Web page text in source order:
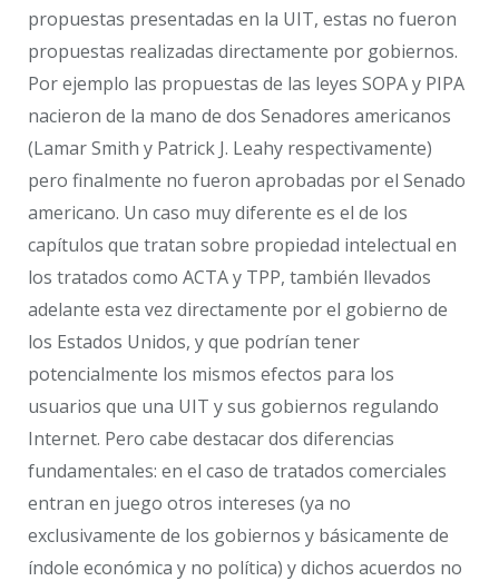
propuestas presentadas en la UIT, estas no fueron
propuestas realizadas directamente por gobiernos.
Por ejemplo las propuestas de las leyes SOPA y PIPA
nacieron de la mano de dos Senadores americanos
(Lamar Smith y Patrick J. Leahy respectivamente)
pero finalmente no fueron aprobadas por el Senado
americano. Un caso muy diferente es el de los
capítulos que tratan sobre propiedad intelectual en
los tratados como ACTA y TPP, también llevados
adelante esta vez directamente por el gobierno de
los Estados Unidos, y que podrían tener
potencialmente los mismos efectos para los
usuarios que una UIT y sus gobiernos regulando
Internet. Pero cabe destacar dos diferencias
fundamentales: en el caso de tratados comerciales
entran en juego otros intereses (ya no
exclusivamente de los gobiernos y básicamente de
índole económica y no política) y dichos acuerdos no